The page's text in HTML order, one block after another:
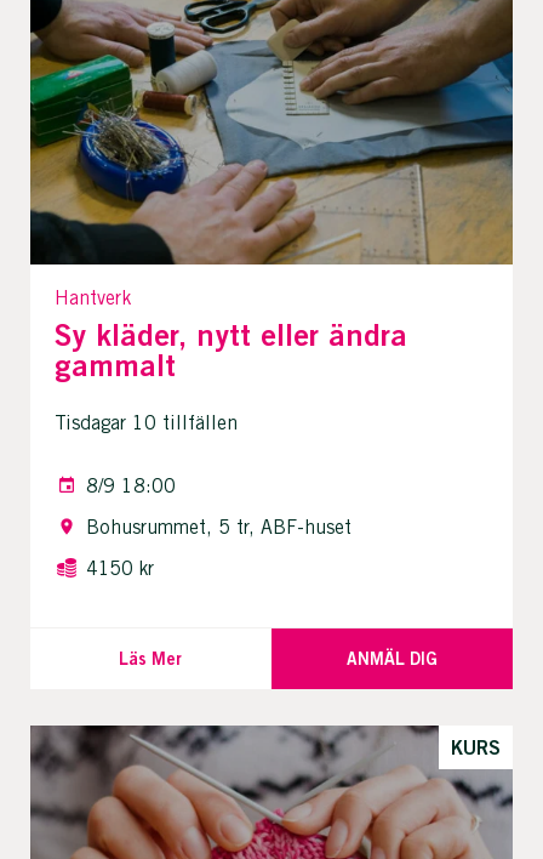
Hantverk
Sy kläder, nytt eller ändra
gammalt
Tisdagar 10 tillfällen
8/9 18:00
Bohusrummet, 5 tr, ABF-huset
4150 kr
Läs Mer ANMÄL DIG
KURS